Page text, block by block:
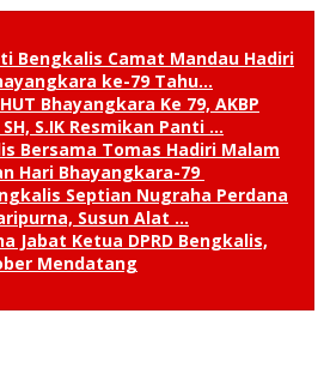
Bengkalis Camat Mandau Hadiri
ke-79 Tahu…
Bhayangkara Ke 79, AKBP
S.IK Resmikan Panti …
Bersama Tomas Hadiri Malam
Hari Bhayangkara-79
Septian Nugraha Perdana
Susun Alat …
Jabat Ketua DPRD Bengkalis,
Mendatang